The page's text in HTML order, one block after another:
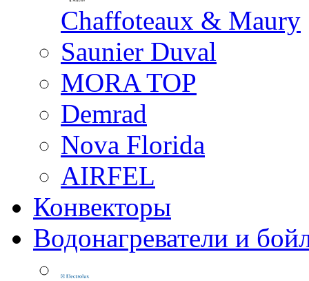
Chaffoteaux & Maury
Saunier Duval
MORA TOP
Demrad
Nova Florida
AIRFEL
Конвекторы
Водонагреватели и